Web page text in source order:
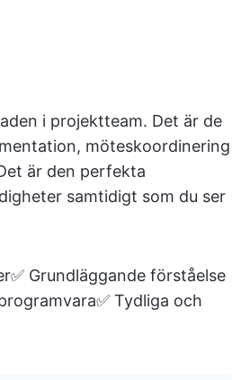
i projektteam. Det är de
möteskoordinering
är den perfekta
samtidigt som du ser
Grundläggande förståelse
Tydliga och